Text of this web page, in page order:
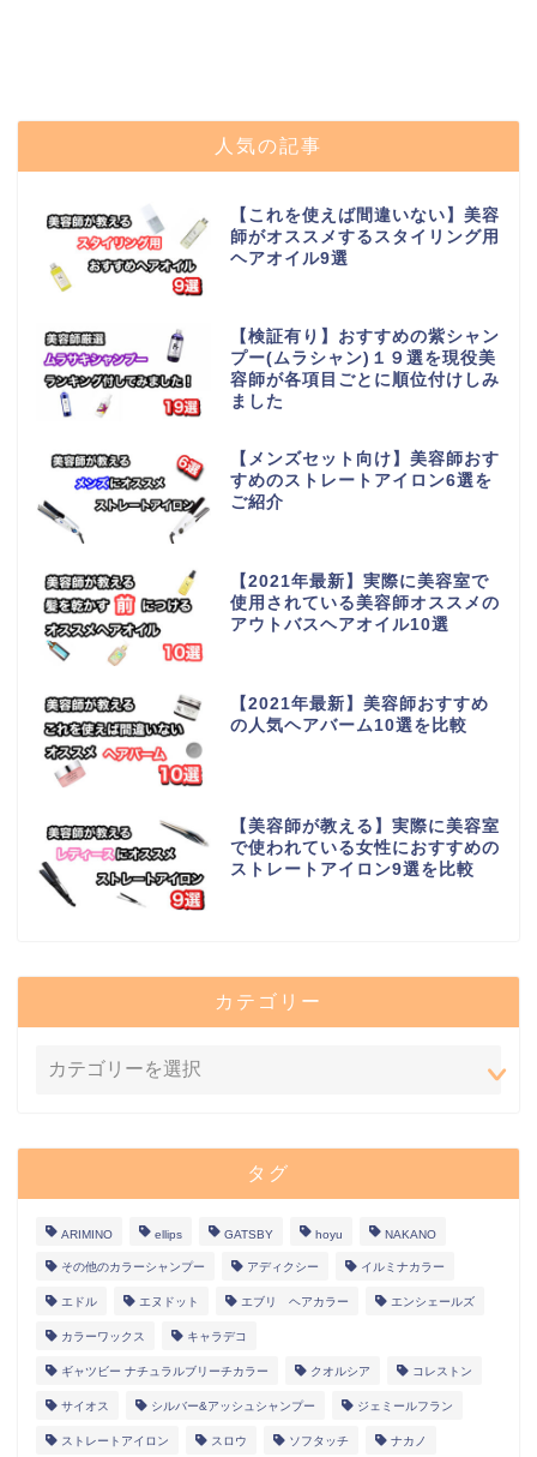
人気の記事
【これを使えば間違いない】美容
師がオススメするスタイリング用
ヘアオイル9選
【検証有り】おすすめの紫シャン
プー(ムラシャン)１９選を現役美
容師が各項目ごとに順位付けしみ
ました
【メンズセット向け】美容師おす
すめのストレートアイロン6選を
ご紹介
【2021年最新】実際に美容室で
使用されている美容師オススメの
アウトバスヘアオイル10選
【2021年最新】美容師おすすめ
の人気ヘアバーム10選を比較
【美容師が教える】実際に美容室
で使われている女性におすすめの
ストレートアイロン9選を比較
カテゴリー
タグ
ARIMINO ellips GATSBY hoyu NAKANO
その他のカラーシャンプー アディクシー イルミナカラー
エドル エヌドット エブリ ヘアカラー エンシェールズ
カラーワックス キャラデコ
ギャツビー ナチュラルブリーチカラー クオルシア コレストン
サイオス シルバー&アッシュシャンプー ジェミールフラン
ストレートアイロン スロウ ソフタッチ ナカノ